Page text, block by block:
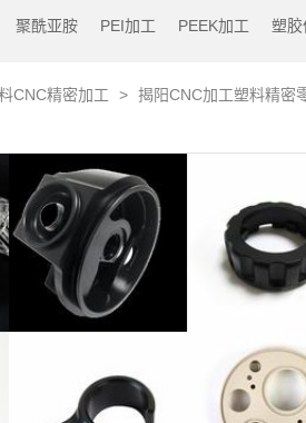
聚酰亚胺 PEI加工 PEEK加工 塑胶
CNC精密加工 > 揭阳CNC加工塑料精密